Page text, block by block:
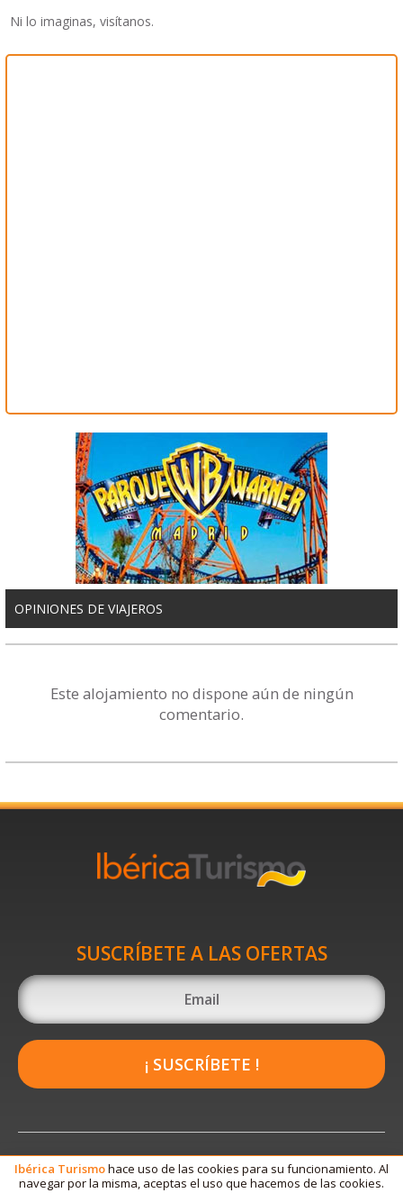
Ni lo imaginas, visítanos.
OPINIONES DE VIAJEROS
Este alojamiento no dispone aún de ningún
comentario.
SUSCRÍBETE A LAS OFERTAS
¡ SUSCRÍBETE !
Ibérica Turismohace uso de las cookies para su funcionamiento. Al
navegar por la misma, aceptas el uso que hacemos de las cookies.